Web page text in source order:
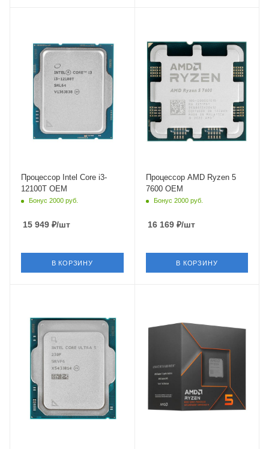
Ядро
Intel Alder Lake-S
Максимальная частота в
турбо режиме
4.1 ГГц
Встроенный контроллер
PCI Express
PCIe 5.0
Процессор Intel Core i3-
12100T OEM
Бонус 2000 руб.
15 949 ₽/шт
В КОРЗИНУ
Ядро
AMD Raphael
Максимальная частота в
турбо режиме
5.1 ГГц
Встроенный контроллер
PCI Express
PCIe 5.0
Процессор AMD Ryzen 5
7600 OEM
Бонус 2000 руб.
16 169₽/шт
В КОРЗИНУ
Ядро
Intel Arrow Lake-S
Максимальная частота в
турбо режиме
5 ГГц
Встроенный контроллер
PCI Express
PCIe 5.0
Ядро
AMD Phoenix
Максимальная частота в
турбо режиме
5 ГГц
Встроенный контроллер
PCI Express